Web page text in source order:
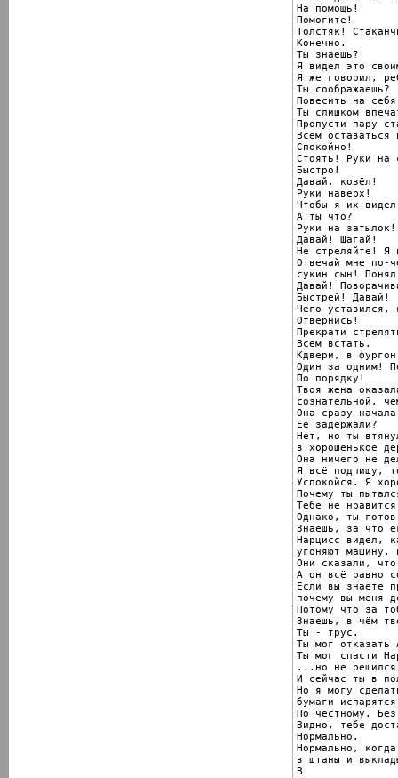
На помощь!
Помогите!
Толстяк!
Конечно.
Ты знаешь?
Я видел это
Я же говорил,
Ты соображаешь?
Повесить на
Ты слишком
Пропусти пару
Всем оставаться
Спокойно!
Стоять! Руки на
Быстро!
Давай, козёл!
Руки наверх!
Чтобы я их
А ты что?
Руки на затылок!
Давай! Шагай!
Не стреляйте! Я
Отвечай мне по-
сукин сын!
Давай!
Быстрей! Давай!
Чего уставился,
Отвернись!
Прекрати
Всем встать.
Кдвери, в
Один за одним!
По порядку!
Твоя жена
сознательной,
Она сразу
Её задержали?
Нет, но ты
в хорошенькое
Она ничего не
Я всё подпишу,
Успокойся. Я
Почему ты
Тебе не
Однако, ты
Знаешь, за что
Нарцисс видел,
угоняют машину,
Они сказали,
А он всё равно
Если вы знаете
почему вы меня
Потому что за
Знаешь, в чём
Ты - трус.
Ты мог отказать
Ты мог спасти
...но не
И сейчас ты в
Но я могу
бумаги
По честному.
Видно, тебе
Нормально.
Нормально,
в штаны и
В